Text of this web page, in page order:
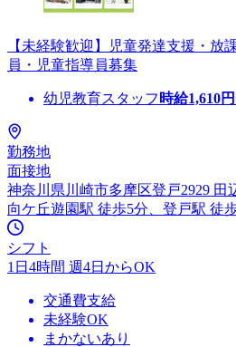
【未経験歓迎】児童発達支援・放
員・児童指導員募集
幼児教育スタッフ 時給1,610
勤務地
面接地
神奈川県川崎市多摩区登戸2929 田
向ケ丘遊園駅 徒歩5分、登戸駅 徒
シフト
1日4時間 週4日からOK
交通費支給
未経験OK
まかないあり